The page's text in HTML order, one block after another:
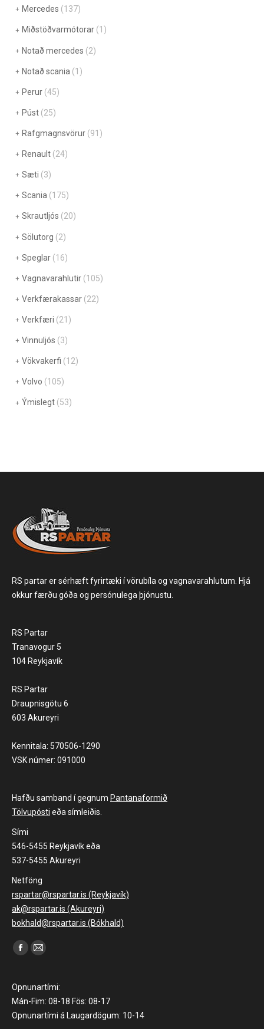
Mercedes (137)
Miðstöðvarmótorar (1)
Notað mercedes (2)
Notað scania (1)
Perur (45)
Púst (25)
Rafgmagnsvörur (91)
Renault (24)
Sæti (3)
Scania (175)
Skrautljós (20)
Sölutorg (2)
Speglar (16)
Vagnavarahlutir (105)
Verkfærakassar (22)
Verkfæri (21)
Vinnuljós (3)
Vökvakerfi (12)
Volvo (105)
Ýmislegt (53)
RS partar er sérhæft fyrirtæki í vörubíla og vagnavarahlutum. Hjá
okkur færðu góða og persónulega þjónustu.
RS Partar
Tranavogur 5
104 Reykjavík
RS Partar
Draupnisgötu 6
603 Akureyri
Kennitala: 570506-1290
VSK númer: 091000
Hafðu samband í gegnum Pantanaformið
Tölvupósti eða símleiðis.
Sími
546-5455 Reykjavík eða
537-5455 Akureyri
Netföng
rspartar@rspartar.is (Reykjavík)
ak@rspartar.is (Akureyri)
bokhald@rspartar.is (Bókhald)
Find us on:
Facebook
opens
in
new
Mail
opens
in
new
Opnunartími:
Mán-Fim: 08-18 Fös: 08-17
Opnunartími á Laugardögum: 10-14